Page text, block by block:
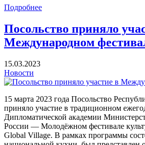
Подробнее
Посольство приняло
Международном
15.03.2023
Новости
15 марта 2023 года Посольство
приняло участие в традиционном
Дипломатической академии
России — Молодёжном фестивале
Global Village. В рамках программы